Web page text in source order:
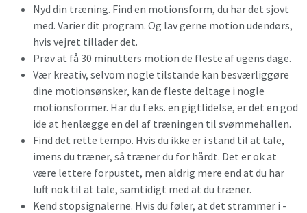
Nyd din træning. Find en motionsform, du har det sjovt
med. Varier dit program. Og lav gerne motion udendørs,
hvis vejret tillader det.
Prøv at få 30 minutters motion de fleste af ugens dage.
Vær kreativ, selvom nogle tilstande kan besværliggøre
dine motionsønsker, kan de fleste deltage i nogle
motionsformer. Har du f.eks. en gigtlidelse, er det en god
ide at henlægge en del af træningen til svømmehallen.
Find det rette tempo. Hvis du ikke er i stand til at tale,
imens du træner, så træner du for hårdt. Det er ok at
være lettere forpustet, men aldrig mere end at du har
luft nok til at tale, samtidigt med at du træner.
Kend stopsignalerne. Hvis du føler, at det strammer i -